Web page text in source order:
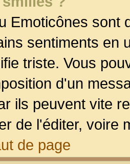
Emoticônes sont
sentiments en
triste. Vous
d'un
ils peuvent vite
de l'éditer, voire
de page